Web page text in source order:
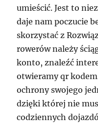
umieścić. Jest to
daje nam poczucie
skorzystać z
rowerów należy
konto, znaleźć
otwieramy qr
ochrony swojego
dzięki której nie
codziennych